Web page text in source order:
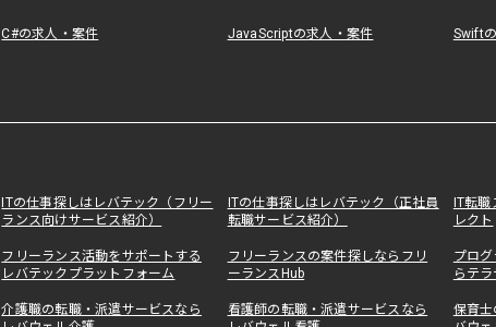
C#の求人・案件 JavaScriptの求人・案件 Swift
ITの仕事探しはレバテック（フリー
ランス向けサービス紹介）
ITの仕事探しはレバテック（正社員
転職サービス紹介）
IT転
レクト
フリーランス活動をサポートする
レバテックプラットフォーム
フリーランスの案件探しならフリ
ーランスHub
プロ
らテ
介護職の転職・派遣サービスなら
看護師の転職・派遣サービスなら
保育